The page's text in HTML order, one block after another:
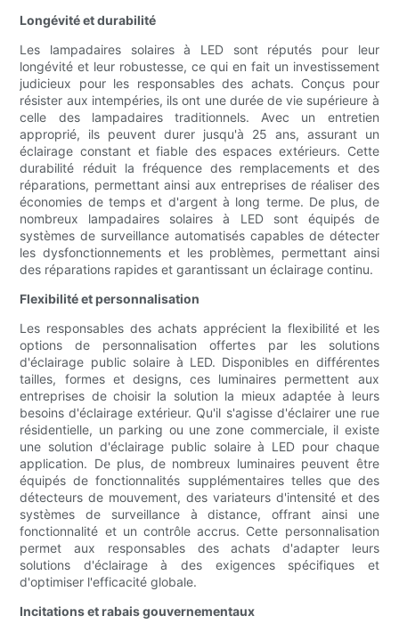
Longévité et durabilité
Les lampadaires solaires à LED sont réputés pour leur
longévité et leur robustesse, ce qui en fait un investissement
judicieux pour les responsables des achats. Conçus pour
résister aux intempéries, ils ont une durée de vie supérieure à
celle des lampadaires traditionnels. Avec un entretien
approprié, ils peuvent durer jusqu'à 25 ans, assurant un
éclairage constant et fiable des espaces extérieurs. Cette
durabilité réduit la fréquence des remplacements et des
réparations, permettant ainsi aux entreprises de réaliser des
économies de temps et d'argent à long terme. De plus, de
nombreux lampadaires solaires à LED sont équipés de
systèmes de surveillance automatisés capables de détecter
les dysfonctionnements et les problèmes, permettant ainsi
des réparations rapides et garantissant un éclairage continu.
Flexibilité et personnalisation
Les responsables des achats apprécient la flexibilité et les
options de personnalisation offertes par les solutions
d'éclairage public solaire à LED. Disponibles en différentes
tailles, formes et designs, ces luminaires permettent aux
entreprises de choisir la solution la mieux adaptée à leurs
besoins d'éclairage extérieur. Qu'il s'agisse d'éclairer une rue
résidentielle, un parking ou une zone commerciale, il existe
une solution d'éclairage public solaire à LED pour chaque
application. De plus, de nombreux luminaires peuvent être
équipés de fonctionnalités supplémentaires telles que des
détecteurs de mouvement, des variateurs d'intensité et des
systèmes de surveillance à distance, offrant ainsi une
fonctionnalité et un contrôle accrus. Cette personnalisation
permet aux responsables des achats d'adapter leurs
solutions d'éclairage à des exigences spécifiques et
d'optimiser l'efficacité globale.
Incitations et rabais gouvernementaux